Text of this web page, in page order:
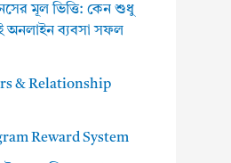
মূল ভিত্তি: কেন শুধু
অনলাইন ব্যবসা সফল
& Relationship
Reward System